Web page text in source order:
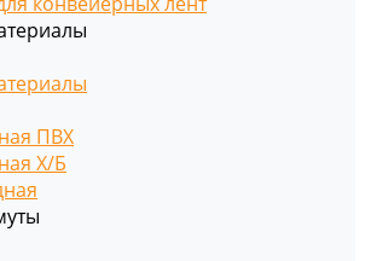
ПВХ
Х/Б